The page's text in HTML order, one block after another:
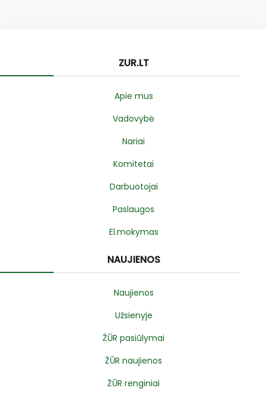
ZUR.LT
Apie mus
Vadovybė
Nariai
Komitetai
Darbuotojai
Paslaugos
El.mokymas
NAUJIENOS
Naujienos
Užsienyje
ŽŪR pasiūlymai
ŽŪR naujienos
ŽŪR renginiai